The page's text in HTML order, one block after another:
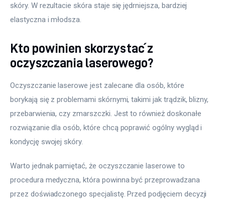
skóry. W rezultacie skóra staje się jędrniejsza, bardziej
elastyczna i młodsza.
Kto powinien skorzystać z
oczyszczania laserowego?
Oczyszczanie laserowe jest zalecane dla osób, które
borykają się z problemami skórnymi, takimi jak trądzik, blizny,
przebarwienia, czy zmarszczki. Jest to również doskonałe
rozwiązanie dla osób, które chcą poprawić ogólny wygląd i
kondycję swojej skóry.
Warto jednak pamiętać, że oczyszczanie laserowe to
procedura medyczna, która powinna być przeprowadzana
przez doświadczonego specjalistę. Przed podjęciem decyzji